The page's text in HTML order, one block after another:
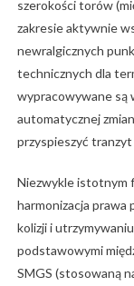
szerokości torów
zakresie aktywnie
newralgicznych
technicznych dla
wypracowywane są
automatycznej
przyspieszyć
Niezwykle istotnym
harmonizacja prawa
kolizji i
podstawowymi
SMGS (stosowaną